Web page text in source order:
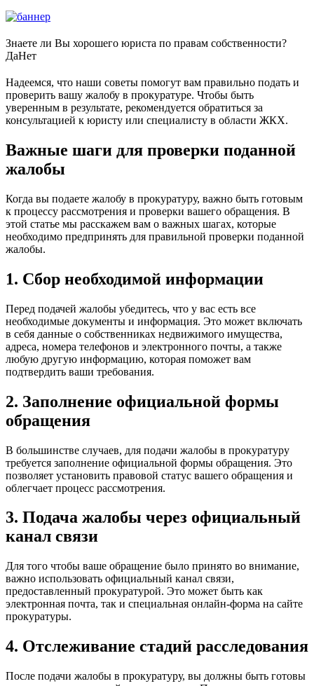
Знаете ли Вы хорошего юриста по правам собственности?
ДаНет
Надеемся, что наши советы помогут вам правильно подать и
проверить вашу жалобу в прокуратуре. Чтобы быть
уверенным в результате, рекомендуется обратиться за
консультацией к юристу или специалисту в области ЖКХ.
Важные шаги для проверки поданной
жалобы
Когда вы подаете жалобу в прокуратуру, важно быть готовым
к процессу рассмотрения и проверки вашего обращения. В
этой статье мы расскажем вам о важных шагах, которые
необходимо предпринять для правильной проверки поданной
жалобы.
1. Сбор необходимой информации
Перед подачей жалобы убедитесь, что у вас есть все
необходимые документы и информация. Это может включать
в себя данные о собственниках недвижимого имущества,
адреса, номера телефонов и электронного почты, а также
любую другую информацию, которая поможет вам
подтвердить ваши требования.
2. Заполнение официальной формы
обращения
В большинстве случаев, для подачи жалобы в прокуратуру
требуется заполнение официальной формы обращения. Это
позволяет установить правовой статус вашего обращения и
облегчает процесс рассмотрения.
3. Подача жалобы через официальный
канал связи
Для того чтобы ваше обращение было принято во внимание,
важно использовать официальный канал связи,
предоставленный прокуратурой. Это может быть как
электронная почта, так и специальная онлайн-форма на сайте
прокуратуры.
4. Отслеживание стадий расследования
После подачи жалобы в прокуратуру, вы должны быть готовы